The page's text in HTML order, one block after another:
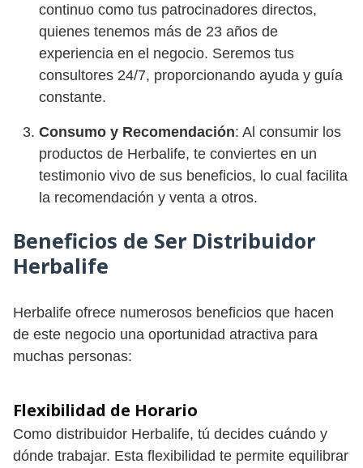
continuo como tus patrocinadores directos,
quienes tenemos más de 23 años de
experiencia en el negocio. Seremos tus
consultores 24/7, proporcionando ayuda y guía
constante.
Consumo y Recomendación: Al consumir los
productos de Herbalife, te conviertes en un
testimonio vivo de sus beneficios, lo cual facilita
la recomendación y venta a otros.
Beneficios de Ser Distribuidor
Herbalife
Herbalife ofrece numerosos beneficios que hacen
de este negocio una oportunidad atractiva para
muchas personas:
Flexibilidad de Horario
Como distribuidor Herbalife, tú decides cuándo y
dónde trabajar. Esta flexibilidad te permite equilibrar